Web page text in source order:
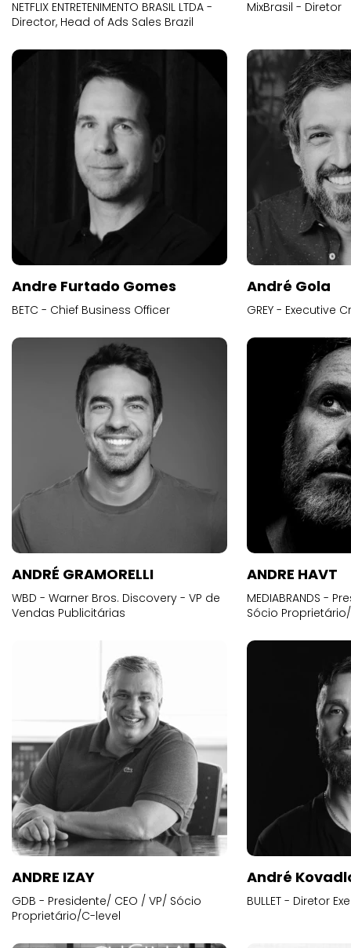
NETFLIX ENTRETENIMENTO BRASIL LTDA -
Director, Head of Ads Sales Brazil
MixBrasil - Diretor
Andre Furtado Gomes
BETC - Chief Business Officer
André Gola
GREY - Executive
ANDRÉ GRAMORELLI
WBD - Warner Bros. Discovery - VP de
Vendas Publicitárias
ANDRE HAVT
MEDIABRANDS -
Sócio
ANDRE IZAY
GDB - Presidente/ CEO / VP/ Sócio
Proprietário/C-level
André
BULLET - Diretor